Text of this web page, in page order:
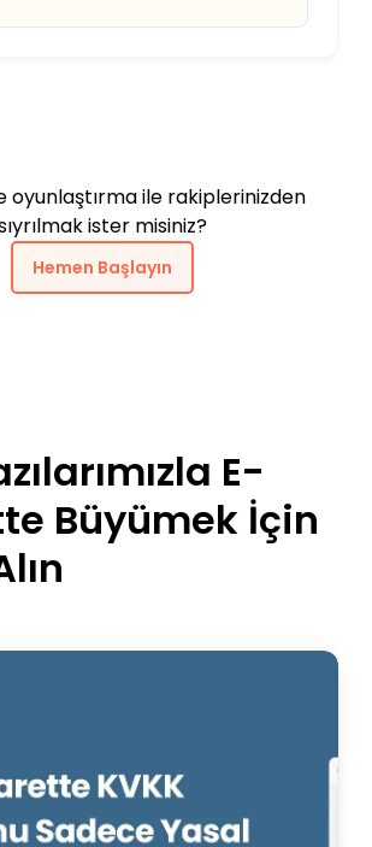
ile rakiplerinizden
ister misiniz?
Hemen Başlayın
E-
Büyümek İçin